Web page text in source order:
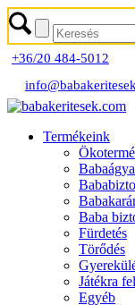
+36/20 484-5012
Termékeink
Baba
Fürdetés
Törődés
Játékra fel
Egyéb